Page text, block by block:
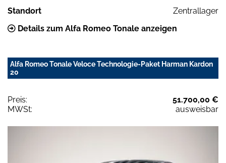
Standort
Zentrallager
Details zum Alfa Romeo Tonale anzeigen
Alfa Romeo Tonale Veloce Technologie-Paket Harman Kardon
20
Preis:
51.700,00 €
MWSt:
ausweisbar